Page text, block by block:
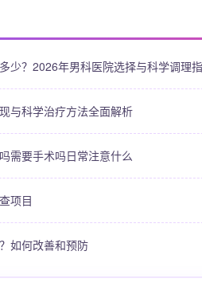
少？2026年男科医院选择与科学调理
与科学治疗方法全面解析
需要手术吗日常注意什么
项目
如何改善和预防